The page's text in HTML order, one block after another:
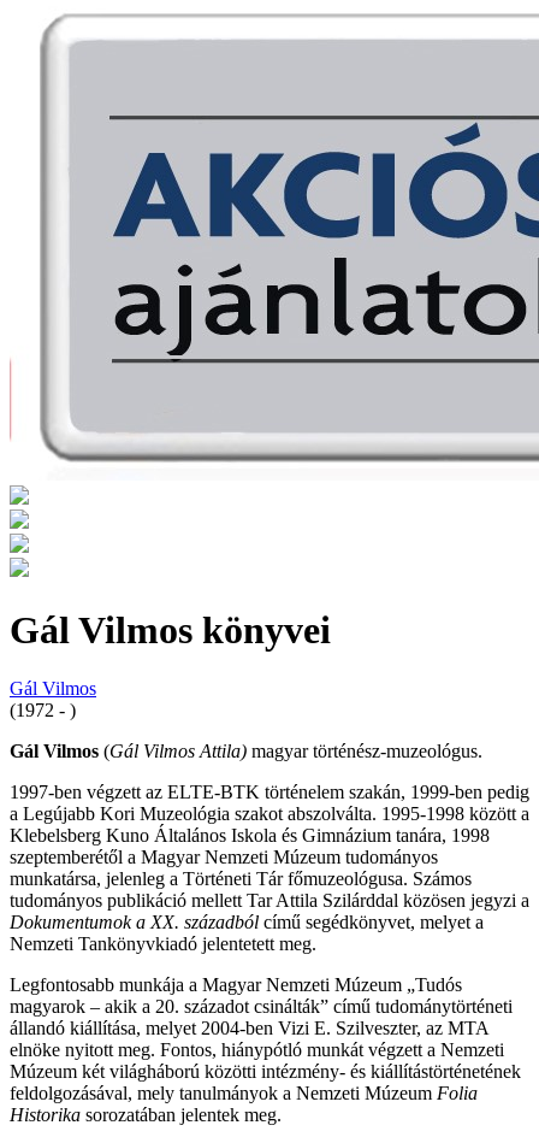
Gál Vilmos könyvei
Gál Vilmos
(1972 - )
Gál Vilmos (Gál Vilmos Attila) magyar történész-muzeológus.
1997-ben végzett az ELTE-BTK történelem szakán, 1999-ben pedig
a Legújabb Kori Muzeológia szakot abszolválta. 1995-1998 között a
Klebelsberg Kuno Általános Iskola és Gimnázium tanára, 1998
szeptemberétől a Magyar Nemzeti Múzeum tudományos
munkatársa, jelenleg a Történeti Tár főmuzeológusa. Számos
tudományos publikáció mellett Tar Attila Szilárddal közösen jegyzi a
Dokumentumok a XX. századból című segédkönyvet, melyet a
Nemzeti Tankönyvkiadó jelentetett meg.
Legfontosabb munkája a Magyar Nemzeti Múzeum „Tudós
magyarok – akik a 20. századot csinálták” című tudománytörténeti
állandó kiállítása, melyet 2004-ben Vizi E. Szilveszter, az MTA
elnöke nyitott meg. Fontos, hiánypótló munkát végzett a Nemzeti
Múzeum két világháború közötti intézmény- és kiállítástörténetének
feldolgozásával, mely tanulmányok a Nemzeti Múzeum Folia
Historika sorozatában jelentek meg.